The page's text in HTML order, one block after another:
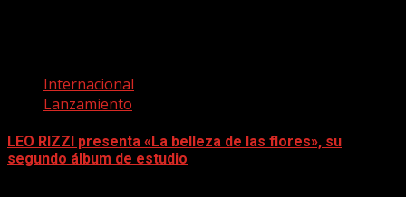
Internacional
Lanzamiento
LEO RIZZI presenta «La belleza de las flores», su
segundo álbum de estudio